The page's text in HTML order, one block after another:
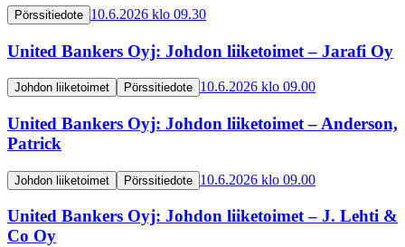
Pörssitiedote 10.6.2026 klo 09.30
United Bankers Oyj: Johdon liiketoimet – Jarafi Oy
Johdon liiketoimet Pörssitiedote 10.6.2026 klo 09.00
United Bankers Oyj: Johdon liiketoimet – Anderson,
Patrick
Johdon liiketoimet Pörssitiedote 10.6.2026 klo 09.00
United Bankers Oyj: Johdon liiketoimet – J. Lehti &
Co Oy